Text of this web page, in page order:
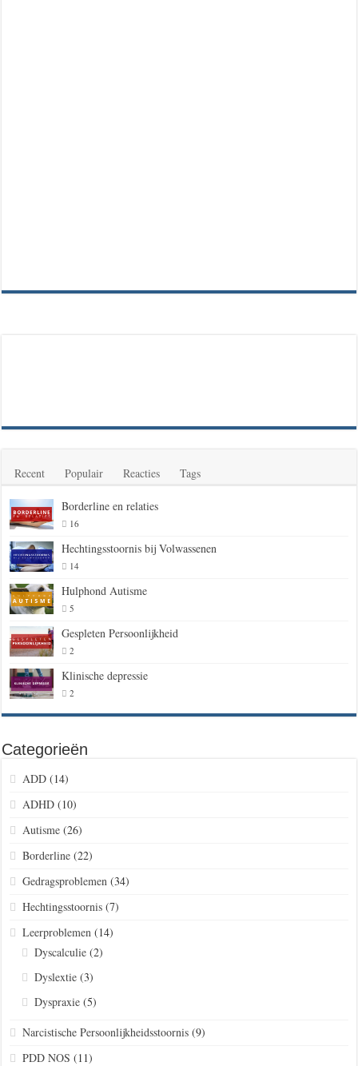
Recent Populair Reacties Tags
Borderline en relaties
16
Hechtingsstoornis bij Volwassenen
14
Hulphond Autisme
5
Gespleten Persoonlijkheid
2
Klinische depressie
2
Categorieën
ADD(14)
ADHD(10)
Autisme(26)
Borderline(22)
Gedragsproblemen(34)
Hechtingsstoornis(7)
Leerproblemen(14)
Dyscalculie(2)
Dyslextie(3)
Dyspraxie(5)
Narcistische Persoonlijkheidsstoornis(9)
PDD NOS (11)